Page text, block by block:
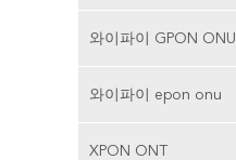
와이파이 GPON ONU
와이파이 epon onu
XPON ONT